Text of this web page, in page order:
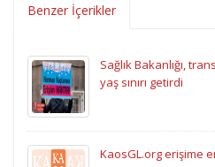
Benzer İçerikler
Sağlık Bakanlığı,
yaş sınırı getirdi
KaosGL.org erişime